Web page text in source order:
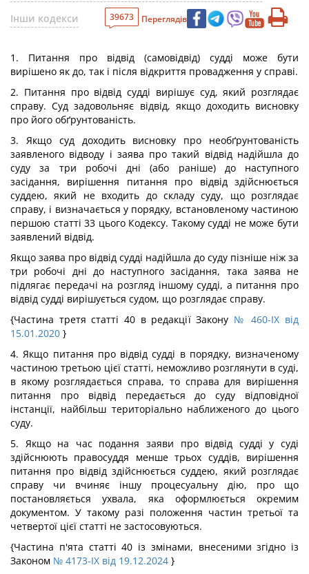
Інши кодекси
39673 Переглядів
1. Питання про відвід (самовідвід) судді може бути
вирішено як до, так і після відкриття провадження у справі.
2. Питання про відвід судді вирішує суд, який розглядає
справу. Суд задовольняє відвід, якщо доходить висновку
про його обґрунтованість.
3. Якщо суд доходить висновку про необґрунтованість
заявленого відводу і заява про такий відвід надійшла до
суду за три робочі дні (або раніше) до наступного
засідання, вирішення питання про відвід здійснюється
суддею, який не входить до складу суду, що розглядає
справу, і визначається у порядку, встановленому частиною
першою статті 33 цього Кодексу. Такому судді не може бути
заявлений відвід.
Якщо заява про відвід судді надійшла до суду пізніше ніж за
три робочі дні до наступного засідання, така заява не
підлягає передачі на розгляд іншому судді, а питання про
відвід судді вирішується судом, що розглядає справу.
{Частина третя статті 40 в редакції Закону № 460-IX від
15.01.2020 }
4. Якщо питання про відвід судді в порядку, визначеному
частиною третьою цієї статті, неможливо розглянути в суді,
в якому розглядається справа, то справа для вирішення
питання про відвід передається до суду відповідної
інстанції, найбільш територіально наближеного до цього
суду.
5. Якщо на час подання заяви про відвід судді у суді
здійснюють правосуддя менше трьох суддів, вирішення
питання про відвід здійснюється суддею, який розглядає
справу чи вчиняє іншу процесуальну дію, про що
постановляється ухвала, яка оформлюється окремим
документом. У такому разі положення частин третьої та
четвертої цієї статті не застосовуються.
{Частина п'ята статті 40 із змінами, внесеними згідно із
Законом № 4173-IX від 19.12.2024 }